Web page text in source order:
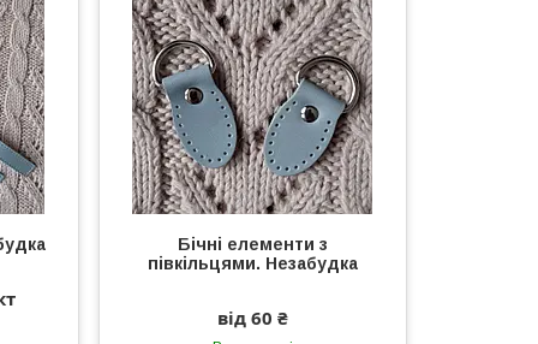
Бічні елементи з
півкільцями. Незабудка
від 60 ₴